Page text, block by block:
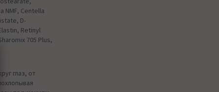
NMF, Centella
D-
Retinyl
705 Plus,
глаз, от